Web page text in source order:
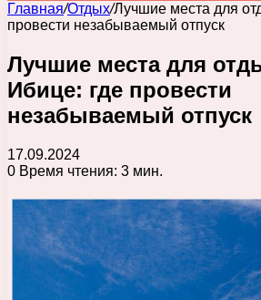
Главная/Отдых/Лучшие места для
провести незабываемый отпуск
Лучшие места для
Ибице: где провести
незабываемый отпуск
17.09.2024
0 Время чтения: 3 мин.